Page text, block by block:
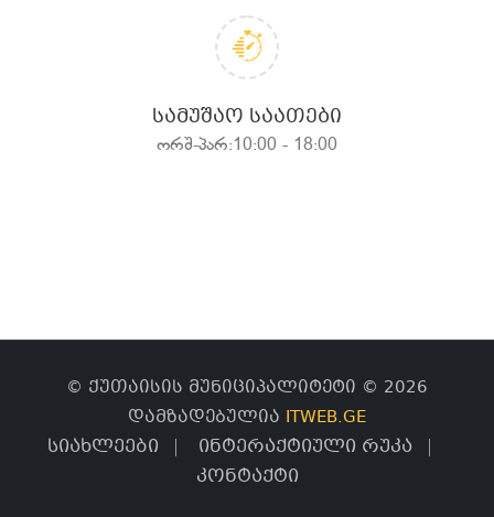
ᲡᲐᲛᲣᲨᲐᲝ ᲡᲐᲐᲗᲔᲑᲘ
ორშ-პარ:10:00 - 18:00
© ქუთაისის მუნიციპალიტეტი © 2026
დამზადებულია ITWEB.GE
სიახლეები
ინტერაქტიული რუკა
კონტაქტი